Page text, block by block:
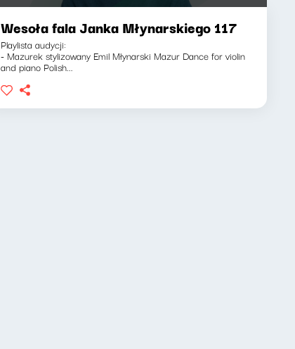
Wesoła fala Janka Młynarskiego 117
Playlista audycji:
- Mazurek stylizowany Emil Młynarski Mazur Dance for violin
and piano Polish...